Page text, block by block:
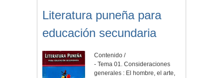
Literatura puneña para
educación secundaria
Contenido /
- Tema 01. Consideraciones
generales : El hombre, el arte,